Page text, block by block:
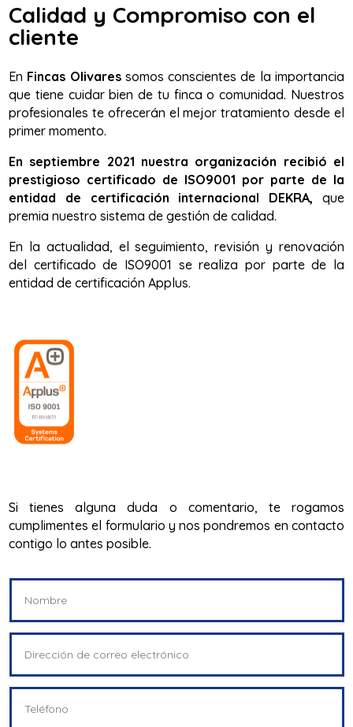
Calidad y Compromiso con el
cliente
En Fincas Olivaressomos conscientes de la importancia
que tiene cuidar bien de tu finca o comunidad. Nuestros
profesionales te ofrecerán el mejor tratamiento desde el
primer momento.
En septiembre 2021 nuestra organización recibió el
prestigioso certificado de ISO9001 por parte de la
entidad de certificación internacional DEKRA, que
premia nuestro sistema de gestión de calidad.
En la actualidad, el seguimiento, revisión y renovación
del certificado de ISO9001 se realiza por parte de la
entidad de certificación Applus.
Si tienes alguna duda o comentario, te rogamos
cumplimentes el formulario y nos pondremos en contacto
contigo lo antes posible.